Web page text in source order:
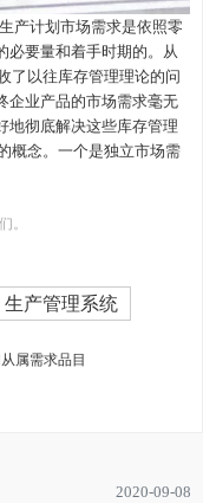
产计划市场需求是依照零
必要量和着手时期的。从
了以往库存管理理论的问
企业产品的市场需求毫无
地彻底解决这些库存管理
概念。一个是独立市场需
。
生产管理系统
属需求品目
2020-09-08